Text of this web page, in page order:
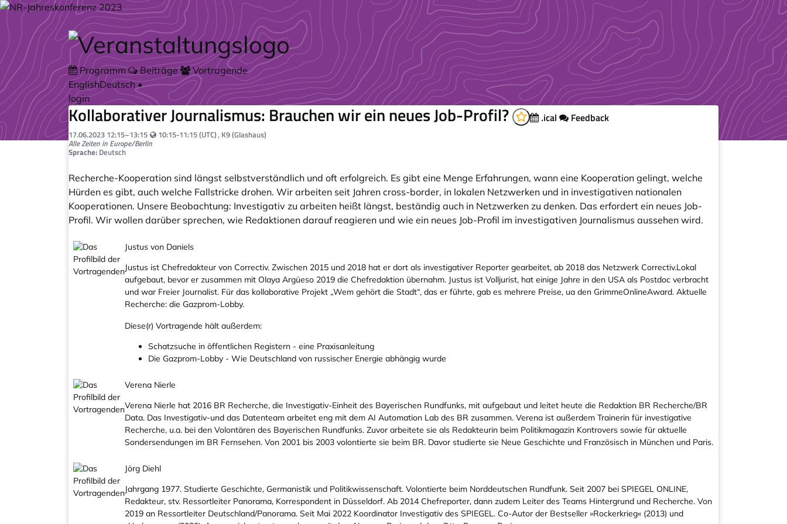
Zum Hauptteil springen
Programm Beiträge
Vortragende
EnglishDeutsch•
login
Kollaborativer Journalismus: Brauchen wir ein neues Job-Profil? .ical Feedback
17.06.2023 12:15–13:15 Your local time:
10:15-11:15 (UTC), K9 (Glashaus)
Alle Zeiten in Europe/Berlin
Sprache: Deutsch
Recherche-Kooperation sind längst selbstverständlich und oft erfolgreich. Es gibt eine Menge Erfahrungen, wann eine Kooperation gelingt, welche
Hürden es gibt, auch welche Fallstricke drohen. Wir arbeiten seit Jahren cross-border, in lokalen Netzwerken und in investigativen nationalen
Kooperationen. Unsere Beobachtung: Investigativ zu arbeiten heißt längst, beständig auch in Netzwerken zu denken. Das erfordert ein neues Job-
Profil. Wir wollen darüber sprechen, wie Redaktionen darauf reagieren und wie ein neues Job-Profil im investigativen Journalismus aussehen wird.
Justus von Daniels
Justus ist Chefredakteur von Correctiv. Zwischen 2015 und 2018 hat er dort als investigativer Reporter gearbeitet, ab 2018 das Netzwerk Correctiv.Lokal
aufgebaut, bevor er zusammen mit Olaya Argüeso 2019 die Chefredaktion übernahm. Justus ist Volljurist, hat einige Jahre in den USA als Postdoc verbracht
und war Freier Journalist. Für das kollaborative Projekt „Wem gehört die Stadt“, das er führte, gab es mehrere Preise, ua den GrimmeOnlineAward. Aktuelle
Recherche: die Gazprom-Lobby.
Diese(r) Vortragende hält außerdem:
Schatzsuche in öffentlichen Registern - eine Praxisanleitung
Die Gazprom-Lobby - Wie Deutschland von russischer Energie abhängig wurde
Verena Nierle
Verena Nierle hat 2016 BR Recherche, die Investigativ-Einheit des Bayerischen Rundfunks, mit aufgebaut und leitet heute die Redaktion BR Recherche/BR
Data. Das Investigativ-und das Datenteam arbeitet eng mit dem AI Automation Lab des BR zusammen. Verena ist außerdem Trainerin für investigative
Recherche, u.a. bei den Volontären des Bayerischen Rundfunks. Zuvor arbeitete sie als Redakteurin beim Politikmagazin Kontrovers sowie für aktuelle
Sondersendungen im BR Fernsehen. Von 2001 bis 2003 volontierte sie beim BR. Davor studierte sie Neue Geschichte und Französisch in München und Paris.
Jörg Diehl
Jahrgang 1977. Studierte Geschichte, Germanistik und Politikwissenschaft. Volontierte beim Norddeutschen Rundfunk. Seit 2007 bei SPIEGEL ONLINE,
Redakteur, stv. Ressortleiter Panorama, Korrespondent in Düsseldorf. Ab 2014 Chefreporter, dann zudem Leiter des Teams Hintergrund und Recherche. Von
2019 an Ressortleiter Deutschland/Panorama. Seit Mai 2022 Koordinator Investigativ des SPIEGEL. Co-Autor der Bestseller »Rockerkrieg« (2013) und